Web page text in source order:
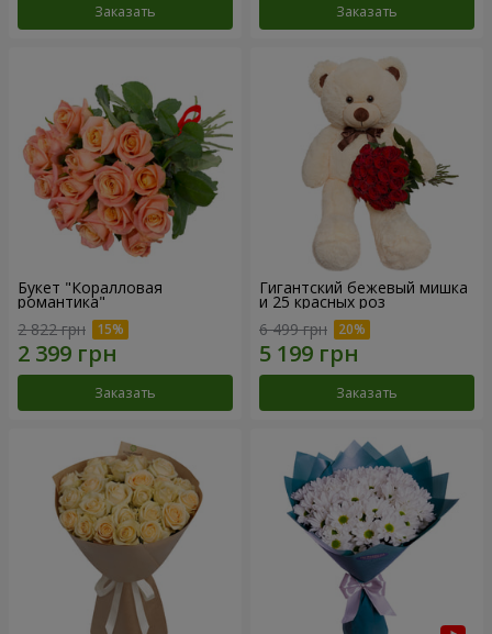
Заказать Заказать
Букет "Коралловая
романтика"
2 822 грн
Заказать
Гигантский бежевый мишка
и 25 красных роз
6 499 грн
Заказать